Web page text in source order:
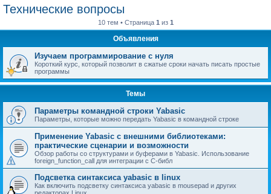
Технические вопросы
10 тем • Страница 1 из 1
Объявления
Изучаем программирование с нуля
Короткий курс, который позволит в сжатые сроки начать писать простые
программы
Темы
Параметры командной строки Yabasic
Параметры, которые можно передать Yabasic в командной строке
Применение Yabasic с внешними библиотеками:
практические сценарии и возможности
Обзор работы со структурами и буферами в Yabasic. Использование
foreign_function_call для интеграции с C-библ
Подсветка синтаксиса yabasic в linux
Как включить подсветку синтаксиса yabasic в mousepad и других